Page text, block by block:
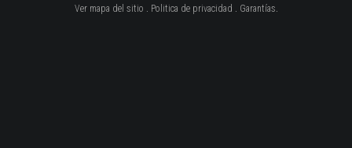
Ver mapa del sitio Politica de privacidad Garantías